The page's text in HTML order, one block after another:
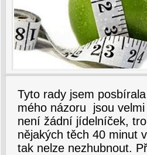
Tyto rady jsem
mého názoru jsou
není žádní jídelníček,
nějakých těch 40 minut
tak nelze nezhubnout.